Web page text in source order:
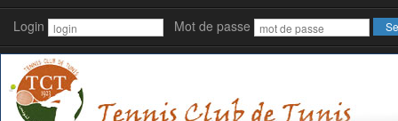
Login Mot de passe